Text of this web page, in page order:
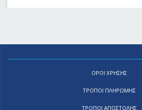
ΟΡΟΙ ΧΡΗΣΗΣ
ΤΡΟΠΟΙ ΠΛΗΡΩΜΗΣ
ΤΡΟΠΟΙ ΑΠΟΣΤΟΛΗΣ